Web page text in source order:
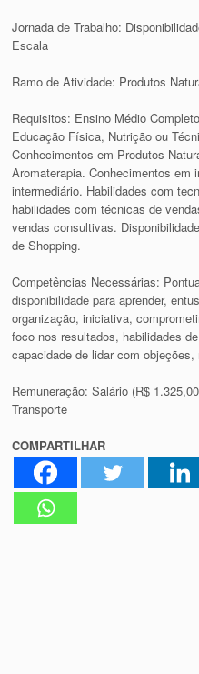
Jornada de Trabalho:
Escala
Ramo de Atividade: Produtos
Requisitos: Ensino Médio
Educação Física, Nutrição ou
Conhecimentos em Produtos
Aromaterapia. Conhecimentos em
intermediário. Habilidades com
habilidades com técnicas de
vendas consultivas.
de Shopping.
Competências Necessárias:
disponibilidade para aprender,
organização, iniciativa,
foco nos resultados, habilidades
capacidade de lidar com
Remuneração: Salário (R$
Transporte
COMPARTILHAR